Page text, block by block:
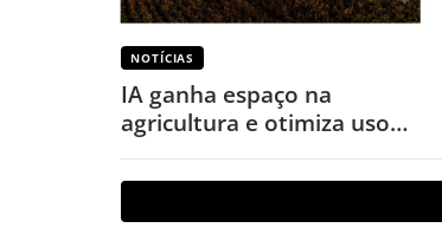
NOTÍCIAS
IA ganha espaço na
agricultura e otimiza uso
de defensivos